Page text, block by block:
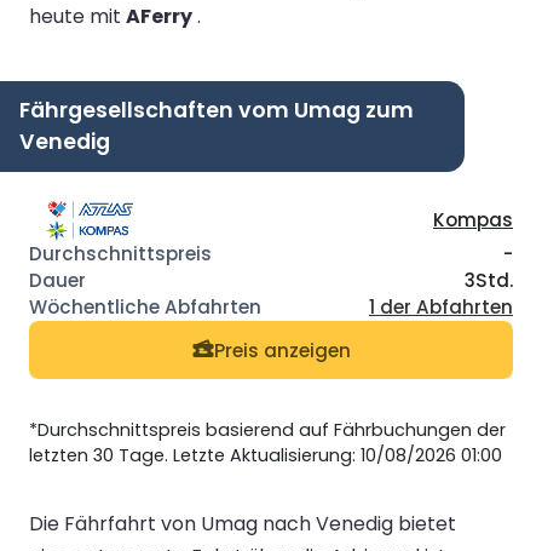
heute mit AFerry.
Fährgesellschaften vom Umag zum
Venedig
Kompas
-
3Std.
1 der Abfahrten
Preis anzeigen
*Durchschnittspreis basierend auf Fährbuchungen der
letzten 30 Tage. Letzte Aktualisierung: 10/08/2026 01:00
Die Fährfahrt von Umag nach Venedig bietet